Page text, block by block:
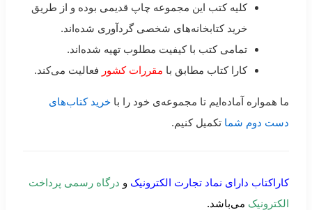
کلیه کتب این مجموعه چاپ قدیمی بوده و از طریق
خرید کتابخانه‌های شخصی گردآوری شده‌اند.
تمامی کتب با کیفیت مطلوب تهیه شده‌اند.
کارا کتاب مطابق با مقررات کشور فعالیت می‌کند.
ما همواره آماده‌ایم تا مجموعه‌ی خود را با خرید کتاب‌های
دست دوم شما تکمیل کنیم.
کاراکتاب دارای نماد تجارت الکترونیک و درگاه رسمی پرداخت
الکترونیک می‌باشد.